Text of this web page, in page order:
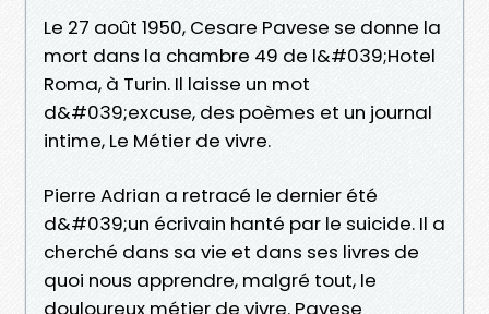
Le 27 août 1950, Cesare Pavese se donne la
mort dans la chambre 49 de l&#039;Hotel
Roma, à Turin. Il laisse un mot
d&#039;excuse, des poèmes et un journal
intime, Le Métier de vivre.
Pierre Adrian a retracé le dernier été
d&#039;un écrivain hanté par le suicide. Il a
cherché dans sa vie et dans ses livres de
quoi nous apprendre, malgré tout, le
douloureux métier de vivre. Pavese